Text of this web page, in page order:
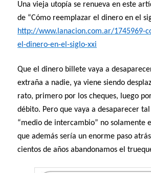
Una vieja utopía se renueva en este
de “Cómo reemplazar el dinero en el
http://www.lanacion.com.ar/1745969-
el-dinero-en-el-siglo-xxi
Que el dinero billete vaya a
extraña a nadie, ya viene siendo
rato, primero por los cheques, luego
débito. Pero que vaya a desaparecer
“medio de intercambio” no solamente
que además sería un enorme paso
cientos de años abandonamos el